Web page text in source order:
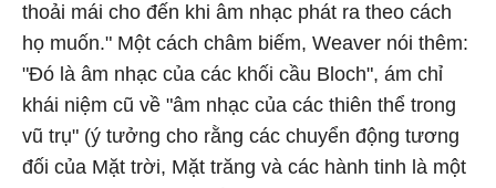
thoải mái cho đến khi âm nhạc phát ra theo cách
họ muốn." Một cách châm biếm, Weaver nói thêm:
"Đó là âm nhạc của các khối cầu Bloch", ám chỉ
khái niệm cũ về "âm nhạc của các thiên thể trong
vũ trụ" (ý tưởng cho rằng các chuyển động tương
đối của Mặt trời, Mặt trăng và các hành tinh là một